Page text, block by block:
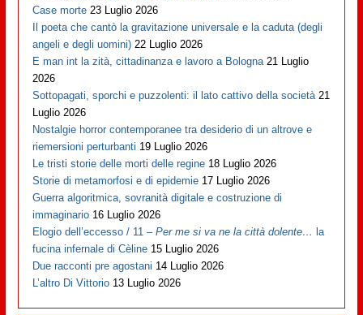
Case morte 23 Luglio 2026
Il poeta che cantò la gravitazione universale e la caduta (degli
angeli e degli uomini) 22 Luglio 2026
E man int la zità, cittadinanza e lavoro a Bologna 21 Luglio
2026
Sottopagati, sporchi e puzzolenti: il lato cattivo della società 21
Luglio 2026
Nostalgie horror contemporanee tra desiderio di un altrove e
riemersioni perturbanti 19 Luglio 2026
Le tristi storie delle morti delle regine 18 Luglio 2026
Storie di metamorfosi e di epidemie 17 Luglio 2026
Guerra algoritmica, sovranità digitale e costruzione di
immaginario 16 Luglio 2026
Elogio dell’eccesso / 11 –Per me si va ne la città dolente… la
fucina infernale di Cèline 15 Luglio 2026
Due racconti pre agostani 14 Luglio 2026
L’altro Di Vittorio 13 Luglio 2026